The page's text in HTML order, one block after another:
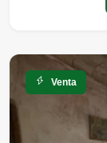
Venta